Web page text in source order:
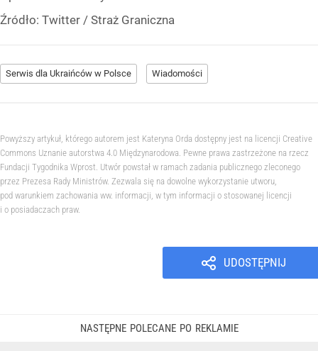
Źródło: Twitter / Straż Graniczna
Serwis dla Ukraińców w Polsce Wiadomości
Powyższy artykuł, którego autorem jest Kateryna Orda dostępny jest na licencji Creative
Commons Uznanie autorstwa 4.0 Międzynarodowa. Pewne prawa zastrzeżone na rzecz
Fundacji Tygodnika Wprost. Utwór powstał w ramach zadania publicznego zleconego
przez Prezesa Rady Ministrów. Zezwala się na dowolne wykorzystanie utworu,
pod warunkiem zachowania ww. informacji, w tym informacji o stosowanej licencji
i o posiadaczach praw.
UDOSTĘPNIJ